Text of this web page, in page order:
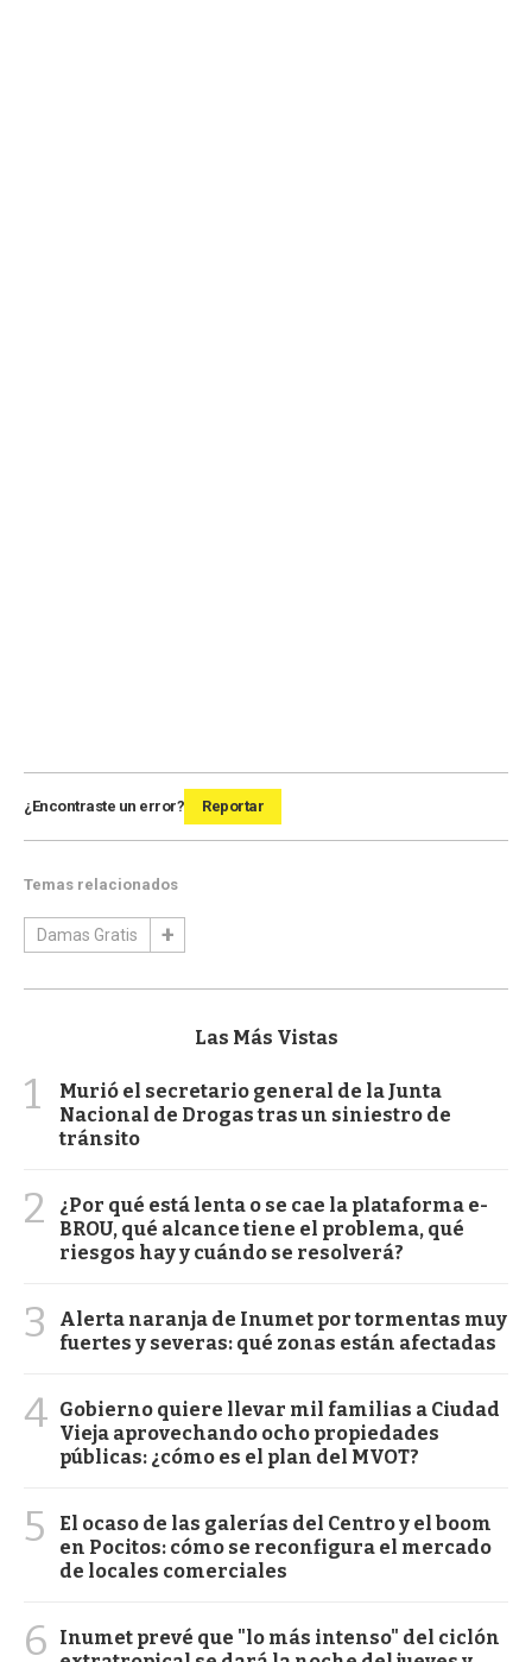
¿Encontraste un error? Reportar
Temas relacionados
Damas Gratis
Las Más Vistas
1
Murió el secretario general de la Junta
Nacional de Drogas tras un siniestro de
tránsito
2
¿Por qué está lenta o se cae la plataforma e-
BROU, qué alcance tiene el problema, qué
riesgos hay y cuándo se resolverá?
3
Alerta naranja de Inumet por tormentas muy
fuertes y severas: qué zonas están afectadas
4 Gobierno quiere llevar mil familias a Ciudad
Vieja aprovechando ocho propiedades
públicas: ¿cómo es el plan del MVOT?
5
El ocaso de las galerías del Centro y el boom
en Pocitos: cómo se reconfigura el mercado
de locales comerciales
6
Inumet prevé que "lo más intenso" del ciclón